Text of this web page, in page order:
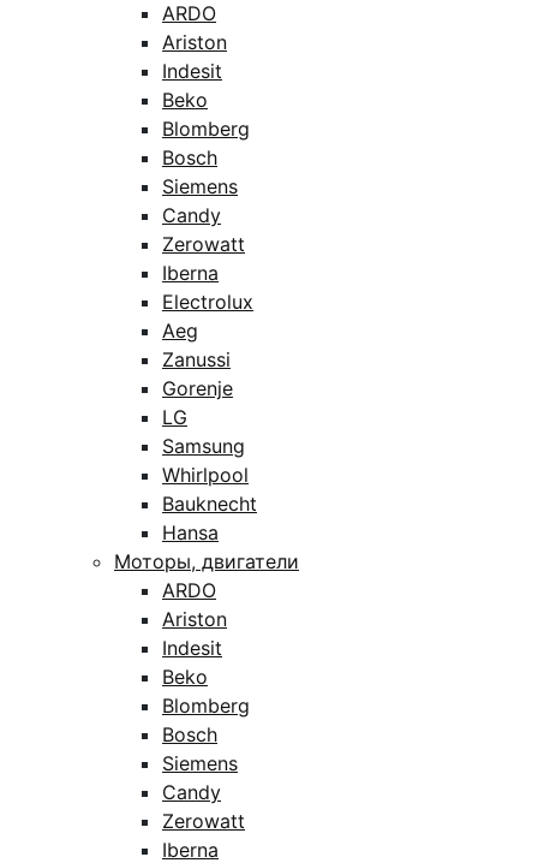
ARDO
Ariston
Indesit
Beko
Blomberg
Bosch
Siemens
Candy
Zerowatt
Iberna
Electrolux
Aeg
Zanussi
Gorenje
LG
Samsung
Whirlpool
Bauknecht
Hansa
Моторы, двигатели
ARDO
Ariston
Indesit
Beko
Blomberg
Bosch
Siemens
Candy
Zerowatt
Iberna